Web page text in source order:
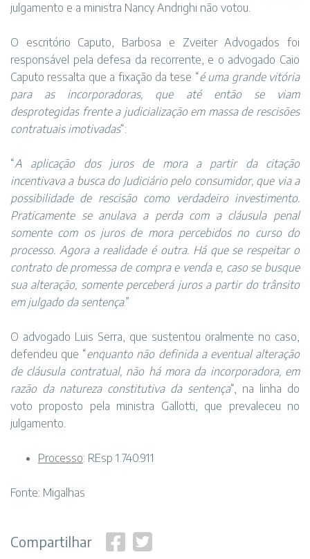
julgamento e a ministra Nancy Andrighi não votou.
O escritório Caputo, Barbosa e Zveiter Advogados foi
responsável pela defesa da recorrente, e o advogado Caio
Caputo ressalta que a fixação da tese “é uma grande vitória
para as incorporadoras, que até então se viam
desprotegidas frente a judicialização em massa de rescisões
contratuais imotivadas“:
“A aplicação dos juros de mora a partir da citação
incentivava a busca do Judiciário pelo consumidor, que via a
possibilidade de rescisão como verdadeiro investimento.
Praticamente se anulava a perda com a cláusula penal
somente com os juros de mora percebidos no curso do
processo. Agora a realidade é outra. Há que se respeitar o
contrato de promessa de compra e venda e, caso se busque
sua alteração, somente perceberá juros a partir do trânsito
em julgado da sentença.”
O advogado Luis Serra, que sustentou oralmente no caso,
defendeu que “enquanto não definida a eventual alteração
de cláusula contratual, não há mora da incorporadora, em
razão da natureza constitutiva da sentença“, na linha do
voto proposto pela ministra Gallotti, que prevaleceu no
julgamento.
Processo: REsp 1.740.911
Fonte: Migalhas
Compartilhar